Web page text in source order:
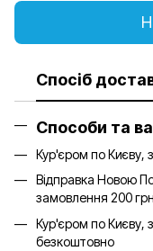
Спосіб
Способи та
Кур'єром по Києву,
Відправка Новою
замовлення 200
Кур'єром по Києву,
безкоштовно